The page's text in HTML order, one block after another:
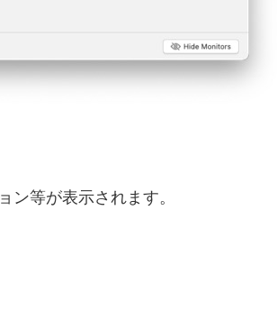
ン等が表示されます。